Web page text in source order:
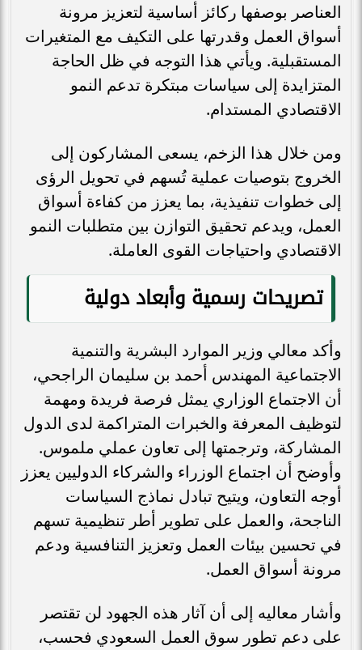
العناصر بوصفها ركائز أساسية لتعزيز مرونة
أسواق العمل وقدرتها على التكيف مع المتغيرات
المستقبلية. ويأتي هذا التوجه في ظل الحاجة
المتزايدة إلى سياسات مبتكرة تدعم النمو
الاقتصادي المستدام.
ومن خلال هذا الزخم، يسعى المشاركون إلى
الخروج بتوصيات عملية تُسهم في تحويل الرؤى
إلى خطوات تنفيذية، بما يعزز من كفاءة أسواق
العمل، ويدعم تحقيق التوازن بين متطلبات النمو
الاقتصادي واحتياجات القوى العاملة.
تصريحات رسمية وأبعاد دولية
وأكد معالي وزير الموارد البشرية والتنمية
الاجتماعية المهندس أحمد بن سليمان الراجحي،
أن الاجتماع الوزاري يمثل فرصة فريدة ومهمة
لتوظيف المعرفة والخبرات المتراكمة لدى الدول
المشاركة، وترجمتها إلى تعاون عملي ملموس.
وأوضح أن اجتماع الوزراء والشركاء الدوليين يعزز
أوجه التعاون، ويتيح تبادل نماذج السياسات
الناجحة، والعمل على تطوير أطر تنظيمية تسهم
في تحسين بيئات العمل وتعزيز التنافسية ودعم
مرونة أسواق العمل.
وأشار معاليه إلى أن آثار هذه الجهود لن تقتصر
على دعم تطور سوق العمل السعودي فحسب،